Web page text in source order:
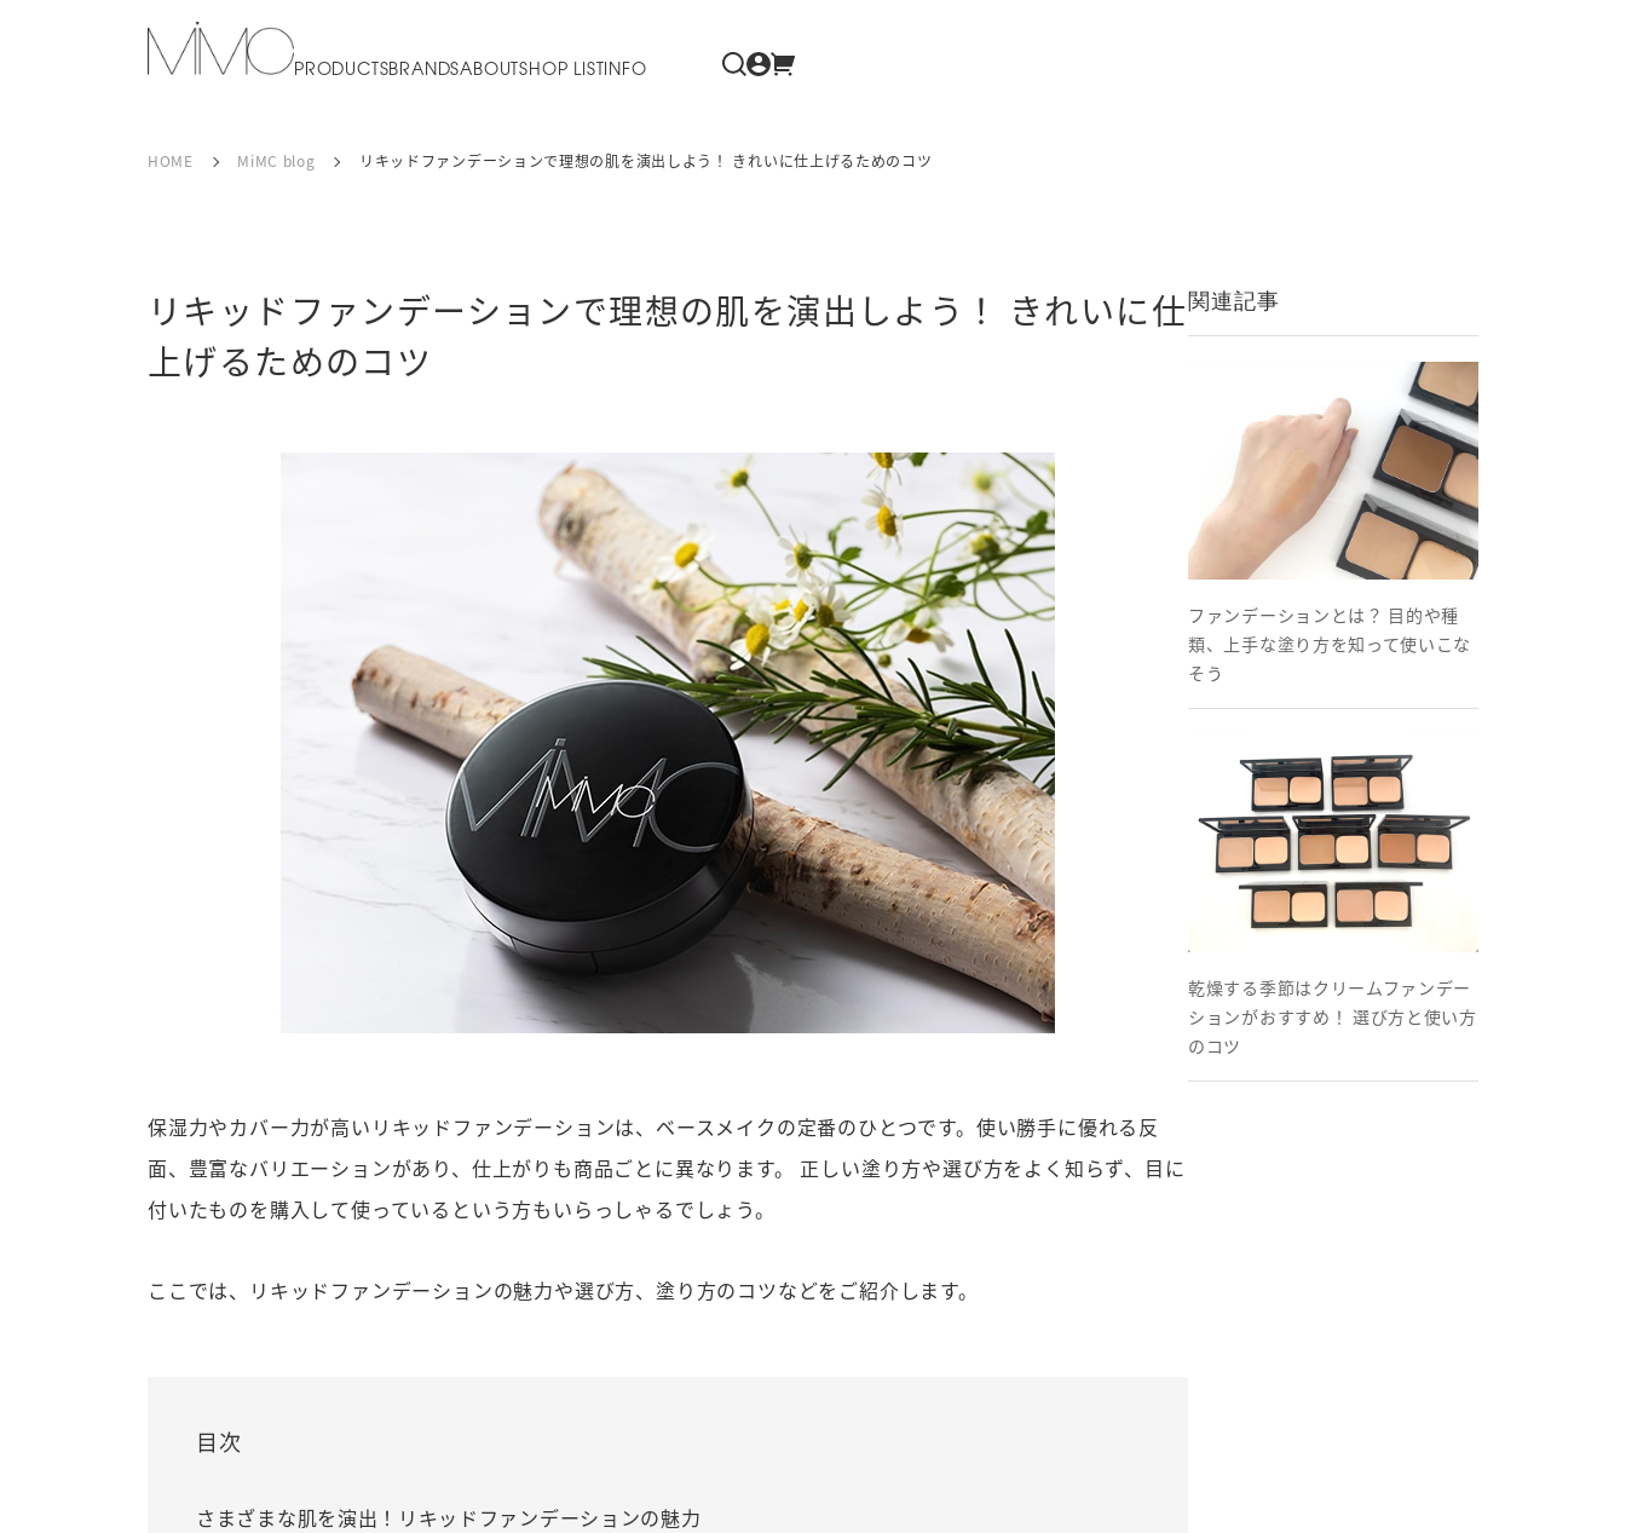
PRODUCTSBRANDSABOUTSHOP LIST INFO
HOME MiMC blog リキッドファンデーションで理想の肌を演出しよう！ きれいに仕上げるためのコツ
リキッドファンデーションで理想の肌を演出しよう！ きれいに仕
上げるためのコツ
保湿力やカバー力が高いリキッドファンデーションは、ベースメイクの定番のひとつです。使い勝手に優れる反
面、豊富なバリエーションがあり、仕上がりも商品ごとに異なります。 正しい塗り方や選び方をよく知らず、目に
付いたものを購入して使っているという方もいらっしゃるでしょう。
ここでは、リキッドファンデーションの魅力や選び方、塗り方のコツなどをご紹介します。
目次
さまざまな肌を演出！リキッドファンデーションの魅力
関連記事
ファンデーションとは？ 目的や種
類、上手な塗り方を知って使いこな
そう
乾燥する季節はクリームファンデー
ションがおすすめ！ 選び方と使い方
のコツ